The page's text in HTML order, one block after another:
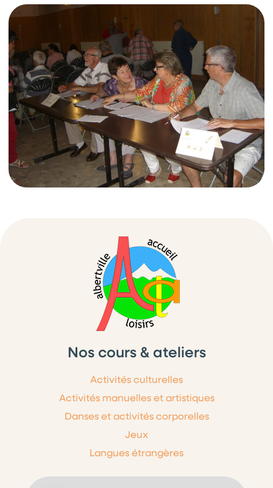
Nos cours & ateliers
Activités culturelles
Activités manuelles et artistiques
Danses et activités corporelles
Jeux
Langues étrangères